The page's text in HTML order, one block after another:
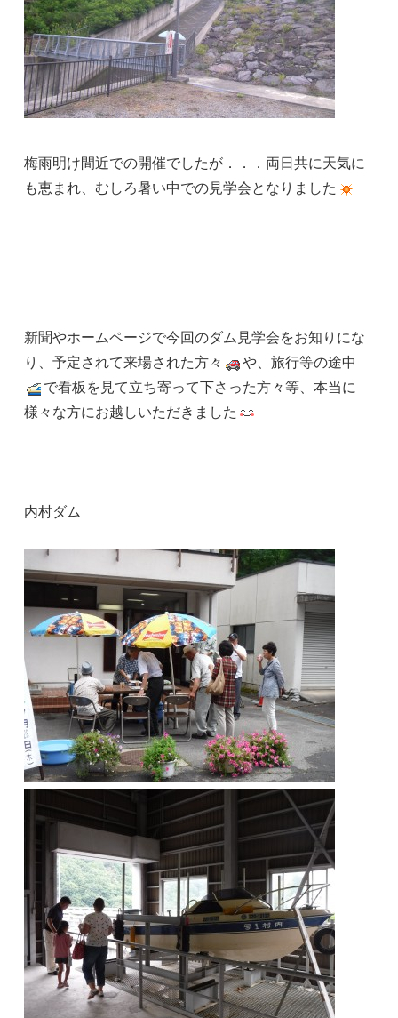
梅雨明け間近での開催でしたが．．．両日共に天気に
も恵まれ、むしろ暑い中での見学会となりました
新聞やホームページで今回のダム見学会をお知りにな
り、予定されて来場された方々
や、旅行等の途中
で看板を見て立ち寄って下さった方々等、本当に
様々な方にお越しいただきました
内村ダム